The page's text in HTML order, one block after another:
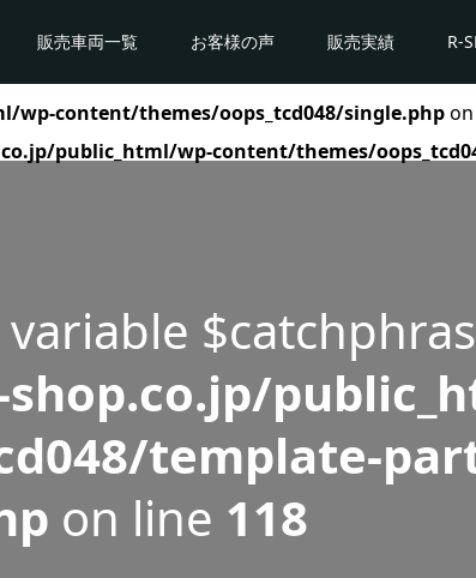
販売車両一覧 お客様の声 販売実績 R-
content/themes/oops_tcd048/single.php
public_html/wp-content/themes/
template-
on line 118